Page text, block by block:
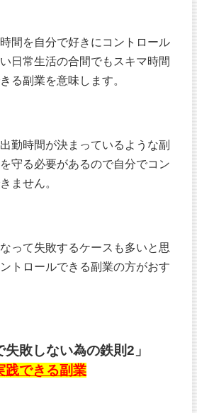
間を自分で好きにコントロール
日常生活の合間でもスキマ時間
る副業を意味します。
勤時間が決まっているような副
守る必要があるので自分でコン
ません。
って失敗するケースも多いと思
トロールできる副業の方がおす
失敗しない為の鉄則2」
践できる副業